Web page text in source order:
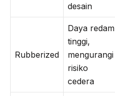
desain
Rubberized
Daya redam
tinggi,
mengurangi
risiko
cedera